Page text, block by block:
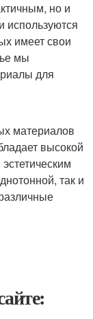
но и
используются
имеет свои
мы
для
материалов
высокой
так и